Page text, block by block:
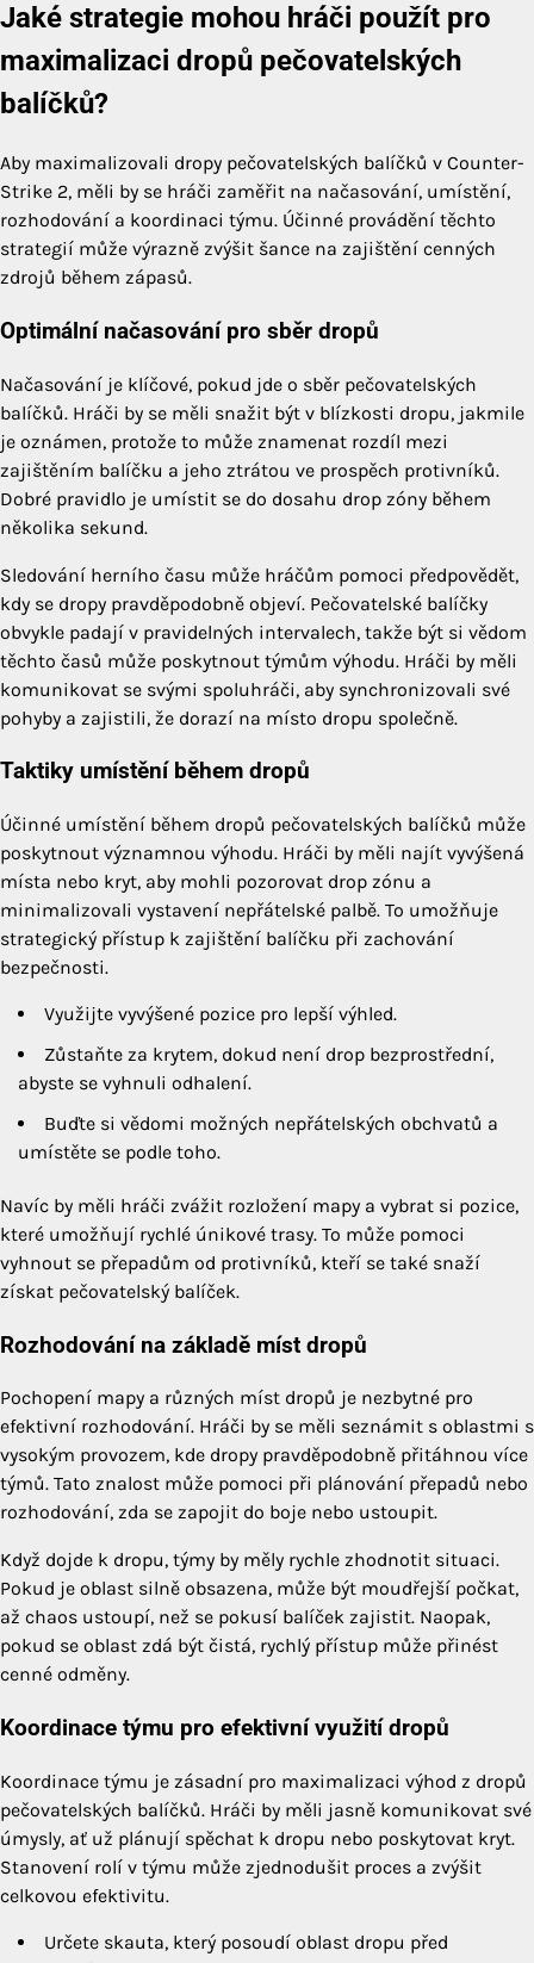
Jaké strategie mohou hráči použít pro
maximalizaci dropů pečovatelských
balíčků?
Aby maximalizovali dropy pečovatelských balíčků v Counter-
Strike 2, měli by se hráči zaměřit na načasování, umístění,
rozhodování a koordinaci týmu. Účinné provádění těchto
strategií může výrazně zvýšit šance na zajištění cenných
zdrojů během zápasů.
Optimální načasování pro sběr dropů
Načasování je klíčové, pokud jde o sběr pečovatelských
balíčků. Hráči by se měli snažit být v blízkosti dropu, jakmile
je oznámen, protože to může znamenat rozdíl mezi
zajištěním balíčku a jeho ztrátou ve prospěch protivníků.
Dobré pravidlo je umístit se do dosahu drop zóny během
několika sekund.
Sledování herního času může hráčům pomoci předpovědět,
kdy se dropy pravděpodobně objeví. Pečovatelské balíčky
obvykle padají v pravidelných intervalech, takže být si vědom
těchto časů může poskytnout týmům výhodu. Hráči by měli
komunikovat se svými spoluhráči, aby synchronizovali své
pohyby a zajistili, že dorazí na místo dropu společně.
Taktiky umístění během dropů
Účinné umístění během dropů pečovatelských balíčků může
poskytnout významnou výhodu. Hráči by měli najít vyvýšená
místa nebo kryt, aby mohli pozorovat drop zónu a
minimalizovali vystavení nepřátelské palbě. To umožňuje
strategický přístup k zajištění balíčku při zachování
bezpečnosti.
Využijte vyvýšené pozice pro lepší výhled.
Zůstaňte za krytem, dokud není drop bezprostřední,
abyste se vyhnuli odhalení.
Buďte si vědomi možných nepřátelských obchvatů a
umístěte se podle toho.
Navíc by měli hráči zvážit rozložení mapy a vybrat si pozice,
které umožňují rychlé únikové trasy. To může pomoci
vyhnout se přepadům od protivníků, kteří se také snaží
získat pečovatelský balíček.
Rozhodování na základě míst dropů
Pochopení mapy a různých míst dropů je nezbytné pro
efektivní rozhodování. Hráči by se měli seznámit s oblastmi s
vysokým provozem, kde dropy pravděpodobně přitáhnou více
týmů. Tato znalost může pomoci při plánování přepadů nebo
rozhodování, zda se zapojit do boje nebo ustoupit.
Když dojde k dropu, týmy by měly rychle zhodnotit situaci.
Pokud je oblast silně obsazena, může být moudřejší počkat,
až chaos ustoupí, než se pokusí balíček zajistit. Naopak,
pokud se oblast zdá být čistá, rychlý přístup může přinést
cenné odměny.
Koordinace týmu pro efektivní využití dropů
Koordinace týmu je zásadní pro maximalizaci výhod z dropů
pečovatelských balíčků. Hráči by měli jasně komunikovat své
úmysly, ať už plánují spěchat k dropu nebo poskytovat kryt.
Stanovení rolí v týmu může zjednodušit proces a zvýšit
celkovou efektivitu.
Určete skauta, který posoudí oblast dropu před